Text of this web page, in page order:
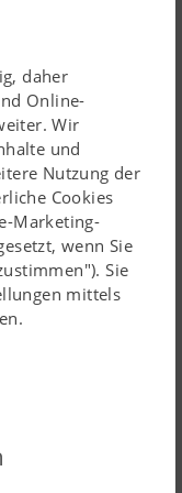
daher
Online-
Wir
und
Nutzung der
Cookies
Marketing-
wenn Sie
Sie
mittels
kostengünstigen
schlagkräftigen
den Einsatz auf